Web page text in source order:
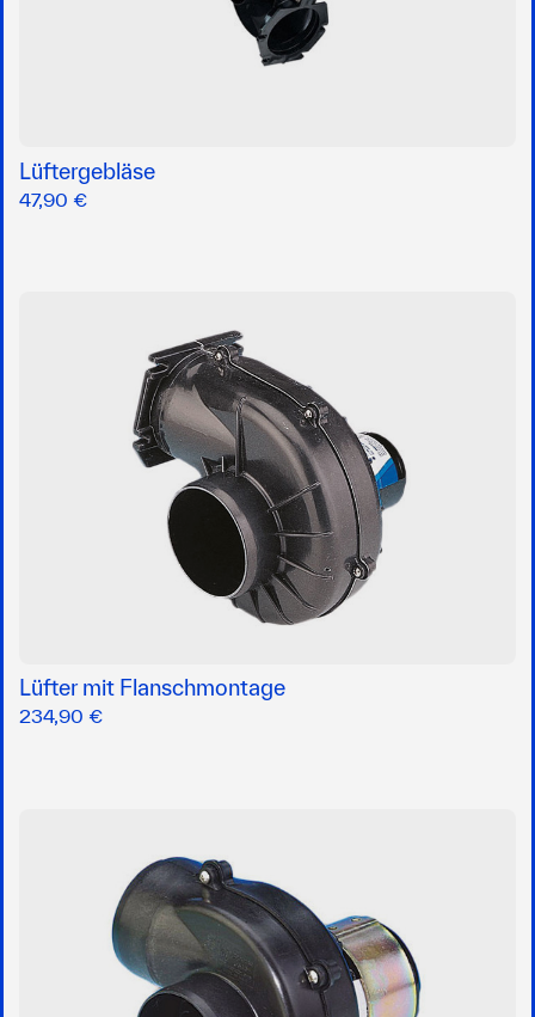
Lüftergebläse
47,90 €
Lüfter mit Flanschmontage
234,90 €